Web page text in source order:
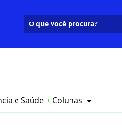
e Saúde Colunas